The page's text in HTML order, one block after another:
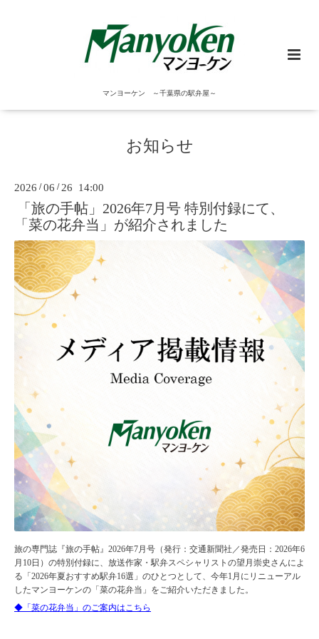
マンヨーケン ～千葉県の駅弁屋～
お知らせ
2026 /06 / 26 14:00
「旅の手帖」2026年7月号 特別付録にて、
「菜の花弁当」が紹介されました
旅の専門誌『旅の手帖』2026年7月号（発行：交通新聞社／発売日：2026年6
月10日）の特別付録に、放送作家・駅弁スペシャリストの望月崇史さんによ
る「2026年夏おすすめ駅弁16選」のひとつとして、今年1月にリニューアル
したマンヨーケンの「菜の花弁当」をご紹介いただきました。
◆「菜の花弁当」のご案内はこちら